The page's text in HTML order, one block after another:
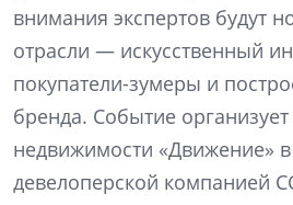
внимания экспертов будут
отрасли — искусственный
покупатели-зумеры и
бренда. Событие
недвижимости «Движение» в
девелоперской компанией